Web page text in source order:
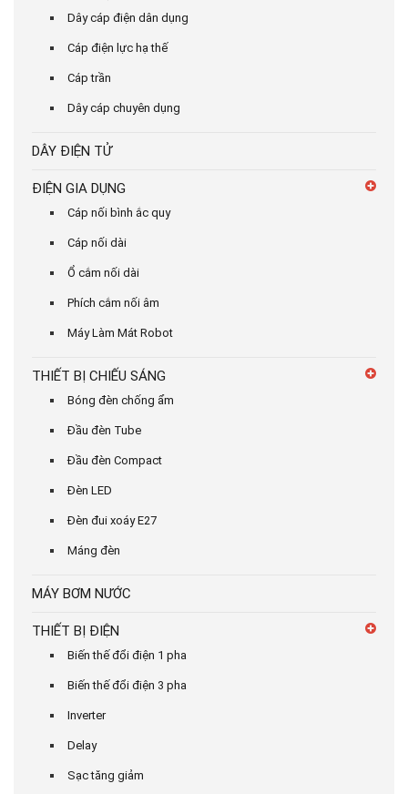
Dây cáp điện dân dụng
Cáp điện lực hạ thế
Cáp trần
Dây cáp chuyên dụng
DÂY ĐIỆN TỬ
ĐIỆN GIA DỤNG
Cáp nối bình ắc quy
Cáp nối dài
Ổ cắm nối dài
Phích cắm nối âm
Máy Làm Mát Robot
THIẾT BỊ CHIẾU SÁNG
Bóng đèn chống ẩm
Đầu đèn Tube
Đầu đèn Compact
Đèn LED
Đèn đui xoáy E27
Máng đèn
MÁY BƠM NƯỚC
THIẾT BỊ ĐIỆN
Biến thế đổi điện 1 pha
Biến thế đổi điện 3 pha
Inverter
Delay
Sạc tăng giảm